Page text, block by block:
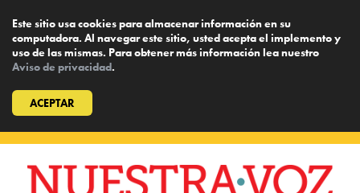
Este sitio usa cookies para almacenar información en su
computadora. Al navegar este sitio, usted acepta el implemento y
uso de las mismas. Para obtener más información lea nuestro
Aviso de privacidad.
ACEPTAR
content